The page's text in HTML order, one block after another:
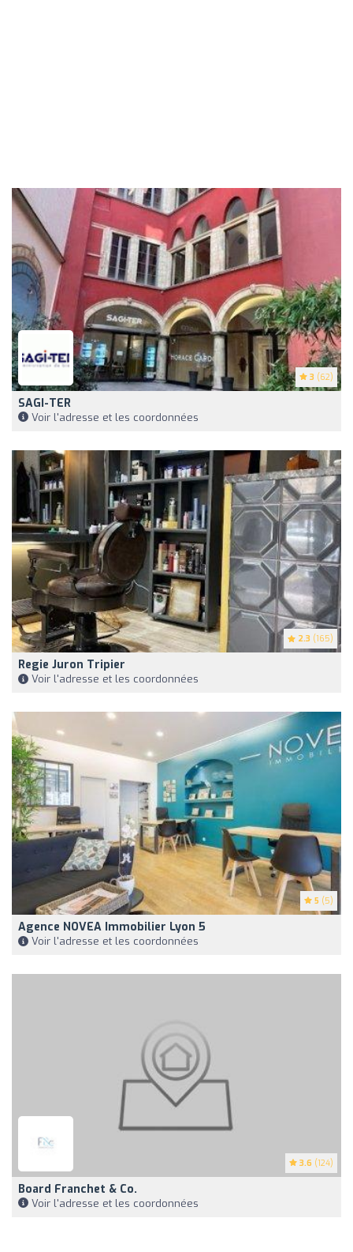
3 (62)
SAGI-TER
Voir l'adresse et les coordonnées
2.3 (165)
Regie Juron Tripier
Voir l'adresse et les coordonnées
5 (5)
Agence NOVEA Immobilier Lyon 5
Voir l'adresse et les coordonnées
3.6 (124)
Board Franchet & Co.
Voir l'adresse et les coordonnées